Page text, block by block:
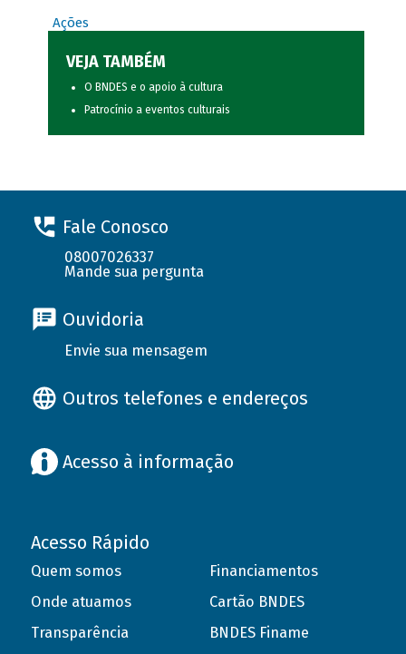
Ações
VEJA TAMBÉM
O BNDES e o apoio à cultura
Patrocínio a eventos culturais
Fale Conosco
08007026337
Mande sua pergunta
Ouvidoria
Envie sua mensagem
Outros telefones e endereços
Acesso à informação
Acesso Rápido
Quem somos
Onde atuamos
Transparência
Financiamentos
Cartão BNDES
BNDES Finame